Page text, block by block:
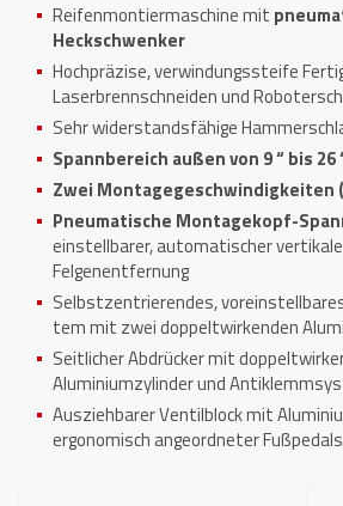
Reifenmontiermaschine mit
Heckschwenker
Hochpräzise, verwindungssteife
Laserbrennschneiden und
Sehr widerstandsfähige
Spannbereich außen von 9 “ bis
Zwei Montagegeschwindigkeiten
Pneumatische Montagekopf-
einstellbarer, automatischer
Felgenentfernung
Selbstzentrierendes,
tem mit zwei doppeltwirkenden
Seitlicher Abdrücker mit
Aluminiumzylinder und
Ausziehbarer Ventilblock mit
ergonomisch angeordneter